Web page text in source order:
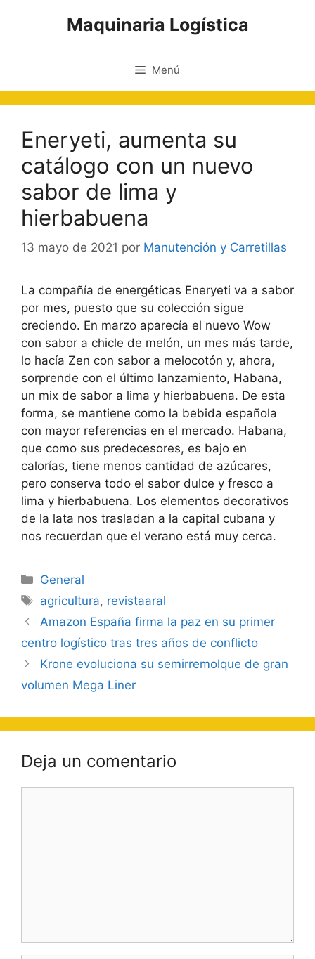
Maquinaria Logística
Menú
Eneryeti, aumenta su
catálogo con un nuevo
sabor de lima y
hierbabuena
13 mayo de 2021 por Manutención y Carretillas
La compañía de energéticas Eneryeti va a sabor
por mes, puesto que su colección sigue
creciendo. En marzo aparecía el nuevo Wow
con sabor a chicle de melón, un mes más tarde,
lo hacía Zen con sabor a melocotón y, ahora,
sorprende con el último lanzamiento, Habana,
un mix de sabor a lima y hierbabuena. De esta
forma, se mantiene como la bebida española
con mayor referencias en el mercado. Habana,
que como sus predecesores, es bajo en
calorías, tiene menos cantidad de azúcares,
pero conserva todo el sabor dulce y fresco a
lima y hierbabuena. Los elementos decorativos
de la lata nos trasladan a la capital cubana y
nos recuerdan que el verano está muy cerca.
Categorías
General
Etiquetas
agricultura, revistaaral
Navegación
Amazon España firma la paz en su primer
centro logístico tras tres años de conflicto
Krone evoluciona su semirremolque de gran
volumen Mega Liner
Deja un comentario